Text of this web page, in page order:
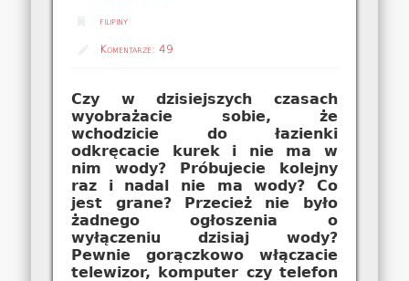
filipiny
Komentarze:49
Czy w dzisiejszych czasach
wyobrażacie sobie, że
wchodzicie do łazienki
odkręcacie kurek i nie ma w
nim wody? Próbujecie kolejny
raz i nadal nie ma wody? Co
jest grane? Przecież nie było
żadnego ogłoszenia o
wyłączeniu dzisiaj wody?
Pewnie gorączkowo włączacie
telewizor, komputer czy telefon